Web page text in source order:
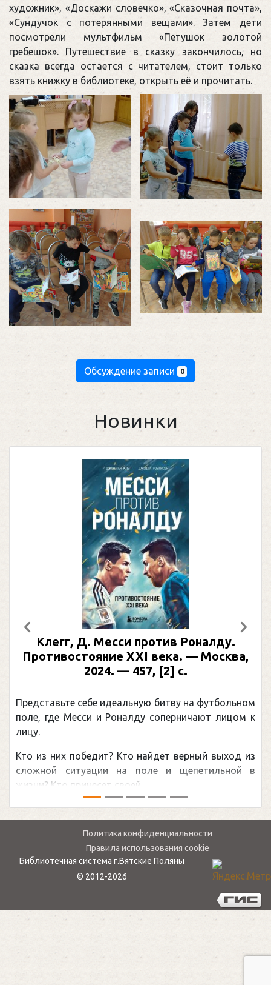
художник», «Доскажи словечко», «Сказочная почта»,
«Сундучок с потерянными вещами». Затем дети
посмотрели мультфильм «Петушок золотой
гребешок». Путешествие в сказку закончилось, но
сказка всегда остается с читателем, стоит только
взять книжку в библиотеке, открыть её и прочитать.
Обсуждение записи 0
Новинки
Клегг, Д. Месси против Роналду.
Противостояние XXI века. — Москва,
2024. — 457, [2] с.
Представьте себе идеальную битву на футбольном
поле, где Месси и Роналду соперничают лицом к
лицу.
Кто из них победит? Кто найдет верный выход из
сложной ситуации на поле и щепетильной в
жизни? Кто принесет своей ...
Предыдущий
Политика конфиденциальности
Правила использования cookie
Библиотечная система г.Вятские Поляны
© 2012-2026